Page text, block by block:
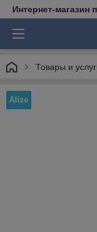
Интернет-магазин
Товары и
Alize